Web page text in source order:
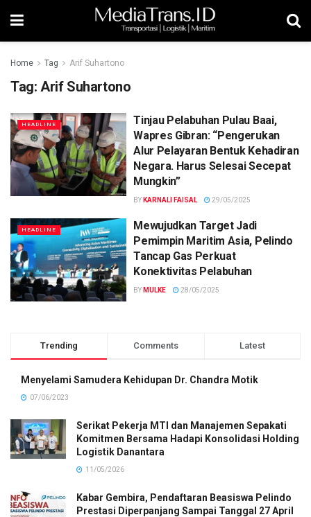
Home Tag Arif Suhartono
Tag: Arif Suhartono
HEADLINE
Tinjau Pelabuhan Pulau Baai,
Wapres Gibran: “Pengerukan
Alur Pelayaran Bentuk Kehadiran
Negara. Harus Selesai Secepat
Mungkin”
BY KARNALI FAISAL 29/05/2025
HEADLINE
Mewujudkan Target Jadi
Pemimpin Maritim Asia, Pelindo
Tancap Gas Perkuat
Konektivitas Pelabuhan
BY MULKE 28/05/2025
Trending Comments Latest
Menyelami Samudera Kehidupan Dr. Chandra Motik
07/06/2023
Serikat Pekerja MTI dan Manajemen Sepakati
Komitmen Bersama Hadapi Konsolidasi Holding
Logistik Danantara
11/05/2026
Kabar Gembira, Pendaftaran Beasiswa Pelindo
Prestasi Diperpanjang Sampai Tanggal 27 April